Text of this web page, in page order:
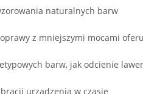
naturalnych barw
z mniejszymi mocami
barw, jak odcienie
urządzenia w czasie